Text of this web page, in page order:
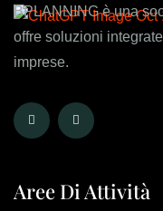
BPLANNING è una
offre soluzioni
imprese.
Aree Di Attività